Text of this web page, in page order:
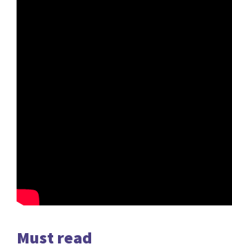
Must read